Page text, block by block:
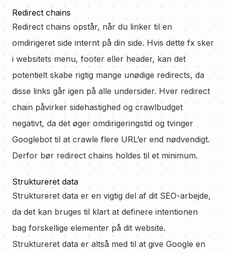
Redirect chains
Redirect chains opstår, når du linker til en
omdirigeret side internt på din side. Hvis dette fx sker
i websitets menu, footer eller header, kan det
potentielt skabe rigtig mange unødige redirects, da
disse links går igen på alle undersider. Hver redirect
chain påvirker sidehastighed og crawlbudget
negativt, da det øger omdirigeringstid og tvinger
Googlebot til at crawle flere URL’er end nødvendigt.
Derfor bør redirect chains holdes til et minimum.
Struktureret data
Struktureret data er en vigtig del af dit SEO-arbejde,
da det kan bruges til klart at definere intentionen
bag forskellige elementer på dit website.
Struktureret data er altså med til at give Google en